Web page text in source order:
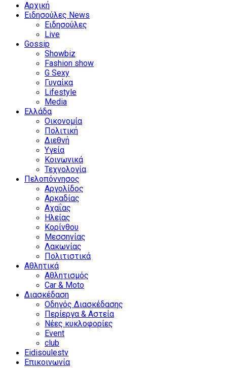
Αρχική
Ειδησούλες News
Ειδησούλες
Live
Gossip
Showbiz
Fashion show
G Sexy
Γυναίκα
Lifestyle
Media
Ελλάδα
Οικονομία
Πολιτική
Διεθνή
Υγεία
Κοινωνικά
Τεχνολογία
Πελοπόννησος
Αργολίδος
Αρκαδίας
Αχαΐας
Ηλείας
Κορίνθου
Μεσσηνίας
Λακωνίας
Πολιτιστικά
Αθλητικά
Αθλητισμός
Car & Moto
Διασκέδαση
Οδηγός Διασκέδασης
Περίεργα & Αστεία
Νέες κυκλοφορίες
Event
club
Eidisoulestv
Επικοινωνία